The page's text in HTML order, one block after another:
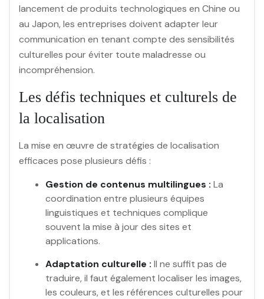
lancement de produits technologiques en Chine ou
au Japon, les entreprises doivent adapter leur
communication en tenant compte des sensibilités
culturelles pour éviter toute maladresse ou
incompréhension.
Les défis techniques et culturels de
la localisation
La mise en œuvre de stratégies de localisation
efficaces pose plusieurs défis :
Gestion de contenus multilingues : La
coordination entre plusieurs équipes
linguistiques et techniques complique
souvent la mise à jour des sites et
applications.
Adaptation culturelle : Il ne suffit pas de
traduire, il faut également localiser les images,
les couleurs, et les références culturelles pour